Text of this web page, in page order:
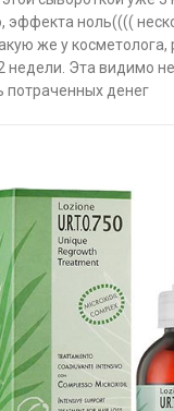
эффекта ноль((((
же у косметолога,
недели. Эта видимо не
потраченных денег